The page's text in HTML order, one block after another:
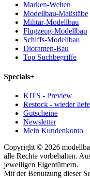
Marken-Welten
Modellbau-Maßstäbe
Militär-Modellbau
Flugzeug-Modellbau
Schiffs-Modellbau
Dioramen-Bau
Top Suchbegriffe
Specials+
KITS - Preview
Restock - wieder
Gutscheine
Newsletter
Mein Kundenkonto
Copyright © 2026
alle Rechte vorbehalten.
jeweiligen Eigentümern.
Mit der Benutzung dieser